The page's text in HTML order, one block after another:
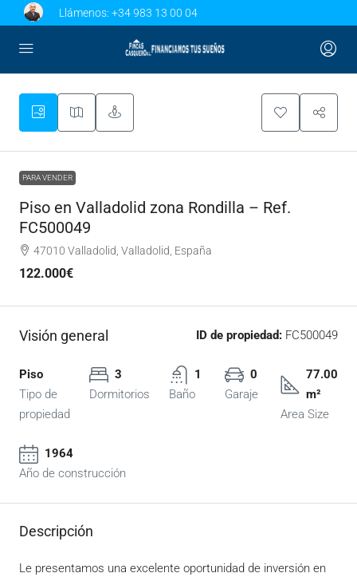
Llámenos: +34 983 13 00 04
PARA VENDER
Piso en Valladolid zona Rondilla – Ref.
FC500049
47010 Valladolid, Valladolid, España
122.000€
Visión general ID de propiedad: FC500049
Piso
Tipo de
propiedad
3
Dormitorios
1
Baño
0
Garaje
77.00
m²
Area Size
1964
Año de construcción
Descripción
Le presentamos una excelente oportunidad de inversión en